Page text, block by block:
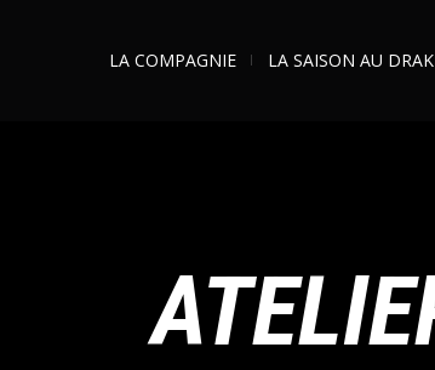
LA COMPAGNIE LA SAISON AU